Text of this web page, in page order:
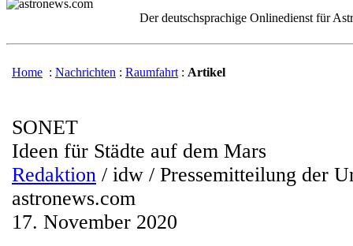
Der deutschsprachige Onlinedienst für
Home : Nachrichten : Raumfahrt : Artikel
SONET
Ideen für Städte auf dem Mars
Redaktion / idw / Pressemitteilung der
astronews.com
17. November 2020